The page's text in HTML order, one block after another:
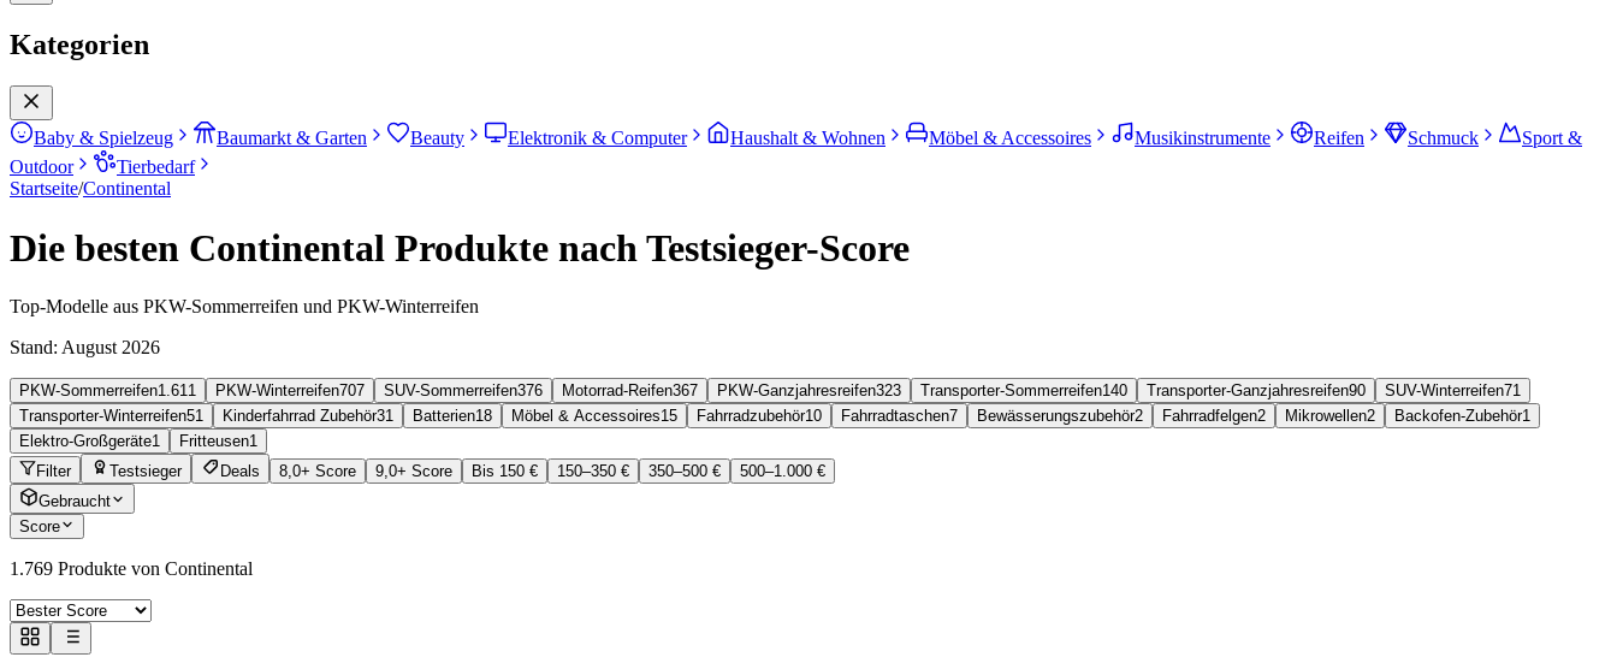
Kategorien
Baby & Spielzeug Baumarkt & Garten Beauty Elektronik & Computer Haushalt & Wohnen Möbel & Accessoires Musikinstrumente Reifen Schmuck
Sport &
Outdoor
Tierbedarf
Startseite/Continental
Die besten Continental Produkte nach Testsieger-Score
Top-Modelle aus PKW-Sommerreifen und PKW-Winterreifen
Stand: August 2026
PKW-Sommerreifen1.611 PKW-Winterreifen707 SUV-Sommerreifen376 Motorrad-Reifen367 PKW-Ganzjahresreifen323 Transporter-Sommerreifen140 Transporter-Ganzjahresreifen90 SUV-Winterreifen71
Transporter-Winterreifen51 Kinderfahrrad Zubehör31 Batterien18 Möbel & Accessoires15 Fahrradzubehör10 Fahrradtaschen7 Bewässerungszubehör2 Fahrradfelgen2 Mikrowellen2 Backofen-Zubehör1
Elektro-Großgeräte1 Fritteusen1
Filter
Testsieger Deals 8,0+ Score 9,0+ Score Bis 150 € 150–350 € 350–500 €
500–1.000 €
Gebraucht
Score
1.769 Produkte von Continental